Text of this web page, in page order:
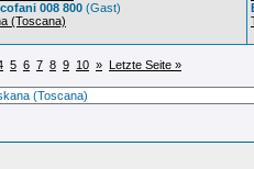
008 800 (Gast)
(Toscana)
5 6 7 8 9 10 » Letzte Seite »